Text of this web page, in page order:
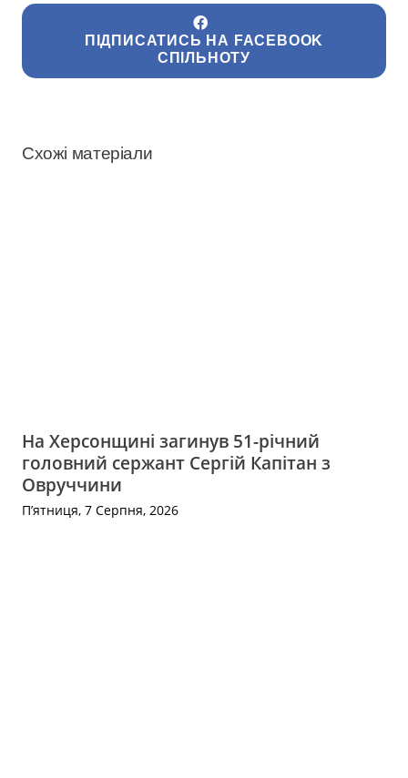
ПІДПИСАТИСЬ НА FACEBOOK
СПІЛЬНОТУ
Схожі матеріали
На Херсонщині загинув 51-річний
головний сержант Сергій Капітан з
Овруччини
П’ятниця, 7 Серпня, 2026